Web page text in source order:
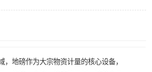
，地磅作为大宗物资计量的核心设备，